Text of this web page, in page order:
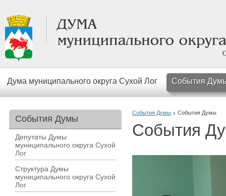
Дума муниципального округа Сухой Лог События
События Думы События Думы
События
События Думы
Депутаты Думы
муниципального округа Сухой
Лог
Структура Думы
муниципального округа Сухой
Лог